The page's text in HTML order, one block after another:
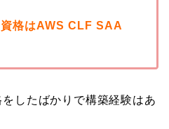
格はAWS CLF SAA
したばかりで構築経験はあ